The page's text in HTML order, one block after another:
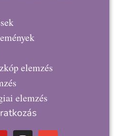
elemzés
elemzés